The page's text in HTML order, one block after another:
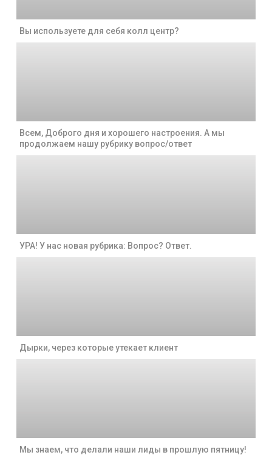
Вы используете для себя колл центр?
Всем, Доброго дня и хорошего настроения. А мы
продолжаем нашу рубрику вопрос/ответ
УРА! У нас новая рубрика: Вопрос? Ответ.
Дырки, через которые утекает клиент
Мы знаем, что делали наши лиды в прошлую пятницу!